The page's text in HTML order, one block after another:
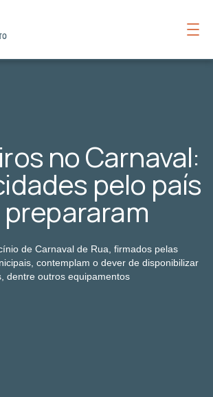
no Carnaval:
pelo país
de Carnaval de Rua, firmados pelas
contemplam o dever de disponibilizar
dentre outros equipamentos